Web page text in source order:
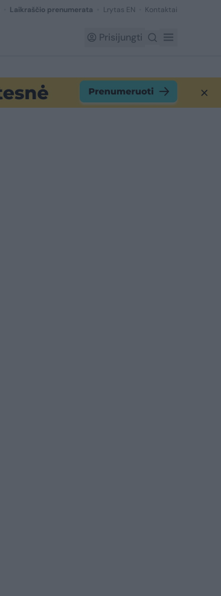
Laikraščio prenumerata Lrytas EN Kontaktai
Prisijungti